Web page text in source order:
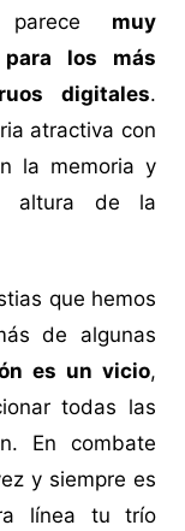
parece muy
para los más
digitales.
atractiva con
la memoria y
altura de la
que hemos
de algunas
es un vicio,
todas las
En combate
y siempre es
línea tu trío